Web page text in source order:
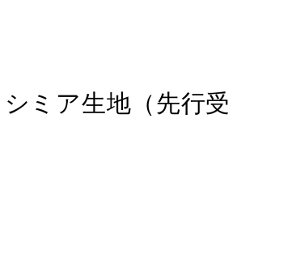
ミア生地（先行受